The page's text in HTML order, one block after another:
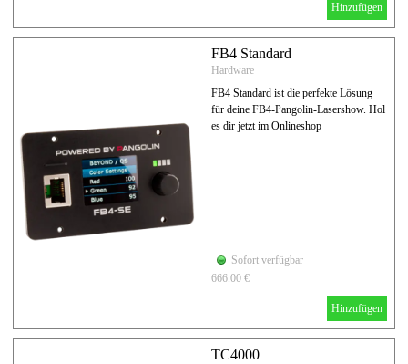
Hinzufügen
FB4 Standard
Hardware
FB4 Standard ist die perfekte Lösung
für deine FB4-Pangolin-Lasershow. Hol
es dir jetzt im Onlineshop
Sofort verfügbar
666.00 €
Hinzufügen
TC4000